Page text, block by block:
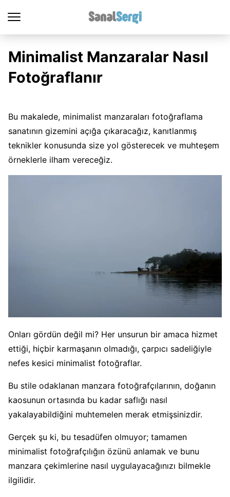
Minimalist Manzaralar Nasıl
Fotoğraflanır
Bu makalede, minimalist manzaraları fotoğraflama
sanatının gizemini açığa çıkaracağız, kanıtlanmış
teknikler konusunda size yol gösterecek ve muhteşem
örneklerle ilham vereceğiz.
Onları gördün değil mi? Her unsurun bir amaca hizmet
ettiği, hiçbir karmaşanın olmadığı, çarpıcı sadeliğiyle
nefes kesici minimalist fotoğraflar.
Bu stile odaklanan manzara fotoğrafçılarının, doğanın
kaosunun ortasında bu kadar saflığı nasıl
yakalayabildiğini muhtemelen merak etmişsinizdir.
Gerçek şu ki, bu tesadüfen olmuyor; tamamen
minimalist fotoğrafçılığın özünü anlamak ve bunu
manzara çekimlerine nasıl uygulayacağınızı bilmekle
ilgilidir.